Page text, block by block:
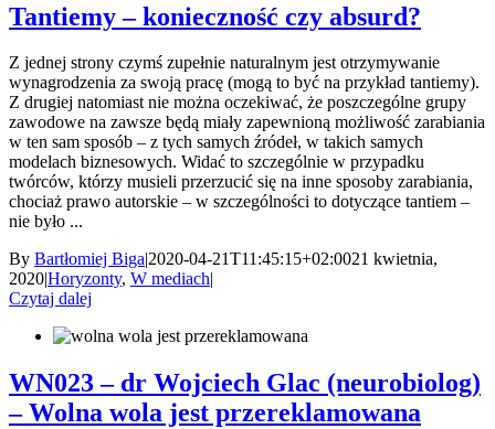
Tantiemy – konieczność czy absurd?
Z jednej strony czymś zupełnie naturalnym jest otrzymywanie
wynagrodzenia za swoją pracę (mogą to być na przykład tantiemy).
Z drugiej natomiast nie można oczekiwać, że poszczególne grupy
zawodowe na zawsze będą miały zapewnioną możliwość zarabiania
w ten sam sposób – z tych samych źródeł, w takich samych
modelach biznesowych. Widać to szczególnie w przypadku
twórców, którzy musieli przerzucić się na inne sposoby zarabiania,
chociaż prawo autorskie – w szczególności to dotyczące tantiem –
nie było ...
By Bartłomiej Biga|2020-04-21T11:45:15+02:0021 kwietnia,
2020|Horyzonty, W mediach|
Czytaj dalej
WN023 – dr Wojciech Glac (neurobiolog)
– Wolna wola jest przereklamowana